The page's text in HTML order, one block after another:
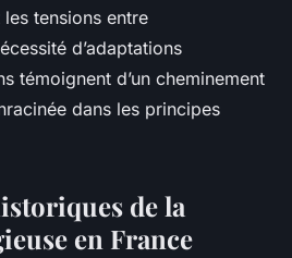
tensions entre
d’adaptations
témoignent d’un cheminement
dans les principes
de la
en France